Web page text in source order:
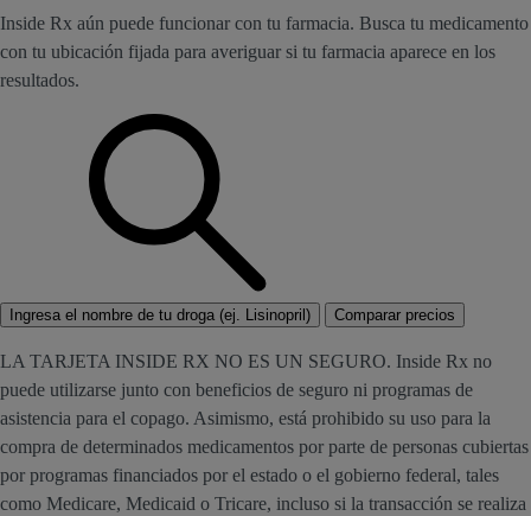
Inside Rx aún puede funcionar con tu farmacia. Busca tu medicamento
con tu ubicación fijada para averiguar si tu farmacia aparece en los
resultados.
Ingresa el nombre de tu droga (ej. Lisinopril) Comparar precios
LA TARJETA INSIDE RX NO ES UN SEGURO. Inside Rx no
puede utilizarse junto con beneficios de seguro ni programas de
asistencia para el copago. Asimismo, está prohibido su uso para la
compra de determinados medicamentos por parte de personas cubiertas
por programas financiados por el estado o el gobierno federal, tales
como Medicare, Medicaid o Tricare, incluso si la transacción se realiza